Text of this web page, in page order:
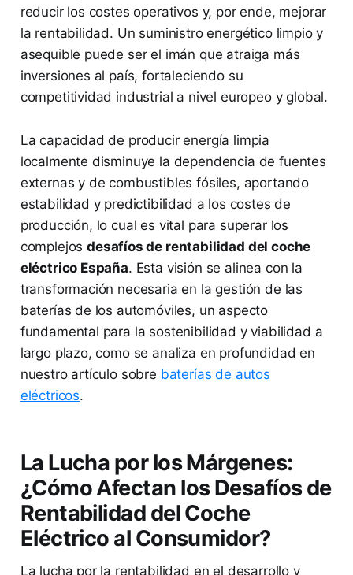
reducir los costes operativos y, por ende, mejorar
la rentabilidad. Un suministro energético limpio y
asequible puede ser el imán que atraiga más
inversiones al país, fortaleciendo su
competitividad industrial a nivel europeo y global.
La capacidad de producir energía limpia
localmente disminuye la dependencia de fuentes
externas y de combustibles fósiles, aportando
estabilidad y predictibilidad a los costes de
producción, lo cual es vital para superar los
complejosdesafíos de rentabilidad del coche
eléctrico España. Esta visión se alinea con la
transformación necesaria en la gestión de las
baterías de los automóviles, un aspecto
fundamental para la sostenibilidad y viabilidad a
largo plazo, como se analiza en profundidad en
nuestro artículo sobre baterías de autos
eléctricos.
La Lucha por los Márgenes:
¿Cómo Afectan los Desafíos de
Rentabilidad del Coche
Eléctrico al Consumidor?
La lucha por la rentabilidad en el desarrollo y